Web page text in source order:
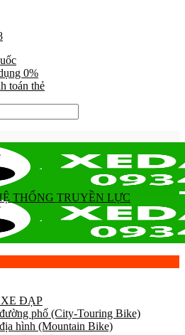
0%
toán thẻ
ĐẠP
phố (City-Touring Bike)
hình (Mountain Bike)
THỐNG TRUYỀN LỰC